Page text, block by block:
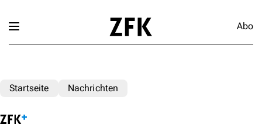
Abo
Startseite Nachrichten